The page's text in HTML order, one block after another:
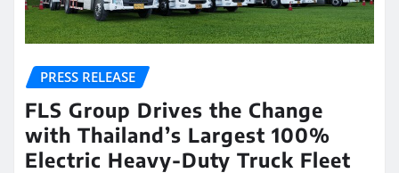
PRESS RELEASE
FLS Group Drives the Change
with Thailand’s Largest 100%
Electric Heavy-Duty Truck Fleet